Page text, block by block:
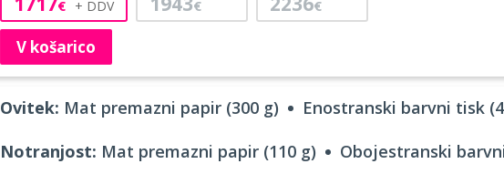
€ € €
V košarico
Ovitek: Mat premazni papir (300 g) Enostranski barvni tisk
Notranjost: Mat premazni papir (110 g) Obojestranski